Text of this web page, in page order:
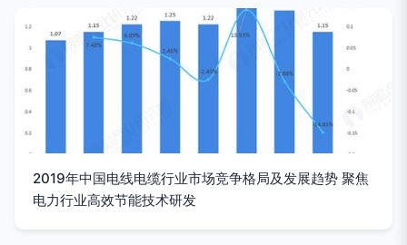
2019年中国电线电缆行业市场竞争格局及发展趋势 聚焦
电力行业高效节能技术研发